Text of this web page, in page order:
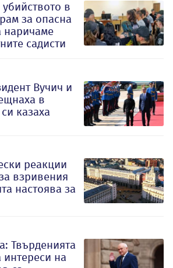
в
за опасна
наричаме
садисти
Вучич и
в
казаха
реакции
взривения
настоява за
Твърденията
на